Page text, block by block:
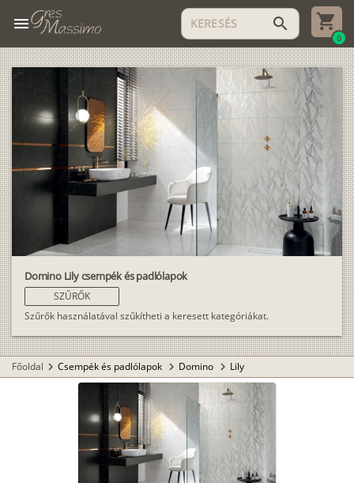
menu search
0
Domino Lily csempék és padlólapok
SZŰRŐK
Szűrők használatával szűkítheti a keresett kategóriákat.
Főoldal chevron_right Csempék és padlólapok chevron_right Domino chevron_right Lily